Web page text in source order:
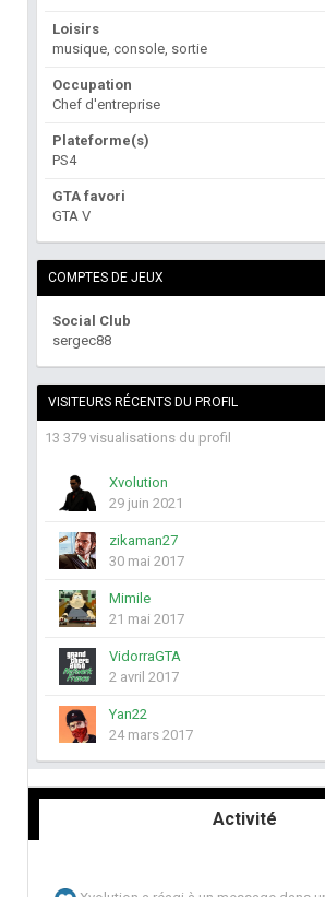
Loisirs
musique, console, sortie
Occupation
Chef d'entreprise
Plateforme(s)
PS4
GTA favori
GTA V
COMPTES DE JEUX
Social Club
sergec88
VISITEURS RÉCENTS DU PROFIL
13 379 visualisations du profil
Xvolution
29 juin 2021
zikaman27
30 mai 2017
Mimile
21 mai 2017
VidorraGTA
2 avril 2017
Yan22
24 mars 2017
Activité